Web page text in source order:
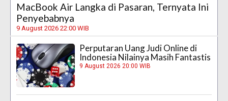
MacBook Air Langka di Pasaran, Ternyata Ini
Penyebabnya
9 August 2026 22:00 WIB
Perputaran Uang Judi Online di
Indonesia Nilainya Masih Fantastis
9 August 2026 20:00 WIB